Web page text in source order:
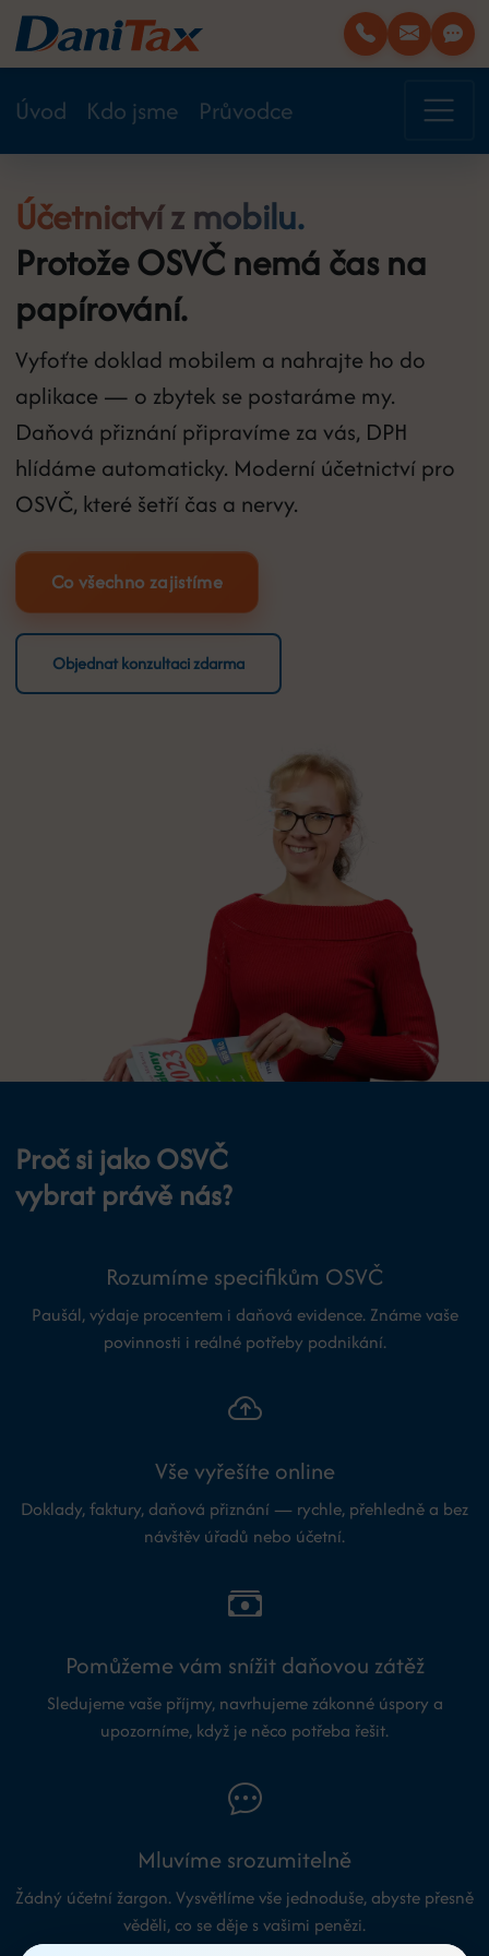
Úvod Kdo jsme Průvodce
Účetnictví z mobilu.
Protože OSVČ nemá čas na
papírování.
Vyfoťte doklad mobilem a nahrajte ho do
aplikace — o zbytek se postaráme my.
Daňová přiznání připravíme za vás, DPH
hlídáme automaticky. Moderní účetnictví pro
OSVČ, které šetří čas a nervy.
Co všechno zajistíme
Objednat konzultaci zdarma
Proč si jako OSVČ
vybrat právě nás?
Rozumíme specifikům OSVČ
Paušál, výdaje procentem i daňová evidence. Známe vaše
povinnosti i reálné potřeby podnikání.
Vše vyřešíte online
Doklady, faktury, daňová přiznání — rychle, přehledně a bez
návštěv úřadů nebo účetní.
Pomůžeme vám snížit daňovou zátěž
Sledujeme vaše příjmy, navrhujeme zákonné úspory a
upozorníme, když je něco potřeba řešit.
Mluvíme srozumitelně
Žádný účetní žargon. Vysvětlíme vše jednoduše, abyste přesně
věděli, co se děje s vašimi penězi.